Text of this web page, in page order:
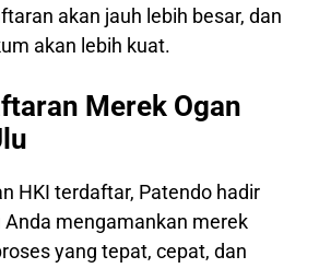
akan jauh lebih besar, dan
akan lebih kuat.
Merek Ogan
HKI terdaftar, Patendo hadir
mengamankan merek
yang tepat, cepat, dan